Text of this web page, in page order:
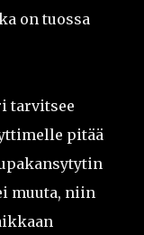
on tuossa
tarvitsee
pitää
muuta, niin